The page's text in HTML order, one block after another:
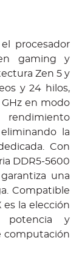
procesador
gaming y
Zen 5 y
y 24 hilos,
en modo
rendimiento
la
Con
DDR5-5600
una
Compatible
es la elección
potencia y
computación